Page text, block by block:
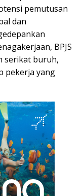
pemutusan
dan
BPJS
serikat buruh,
pekerja yang